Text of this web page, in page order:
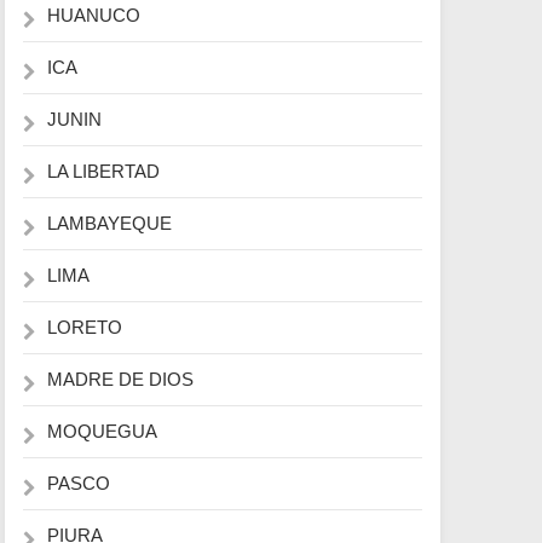
HUANUCO
ICA
JUNIN
LA LIBERTAD
LAMBAYEQUE
LIMA
LORETO
MADRE DE DIOS
MOQUEGUA
PASCO
PIURA